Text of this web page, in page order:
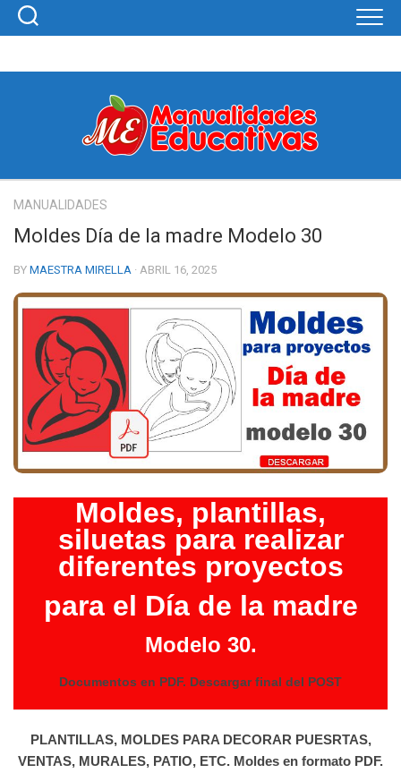
Skip
MANUALIDADES
Moldes Día de la madre Modelo 30
BY MAESTRA MIRELLA · ABRIL 16, 2025
Moldes, plantillas,
siluetas para realizar
diferentes proyectos
para el Día de la madre
Modelo 30.
Documentos en PDF. Descargar final del POST
PLANTILLAS, MOLDES PARA DECORAR PUESRTAS,
VENTAS, MURALES, PATIO, ETC. Moldes en formato PDF.